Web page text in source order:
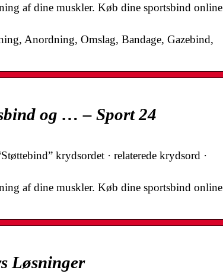
af dine muskler. Køb dine sportsbind online
Anordning, Omslag, Bandage, Gazebind,
og … – Sport 24
krydsordet · relaterede krydsord ·
af dine muskler. Køb dine sportsbind online
Løsninger